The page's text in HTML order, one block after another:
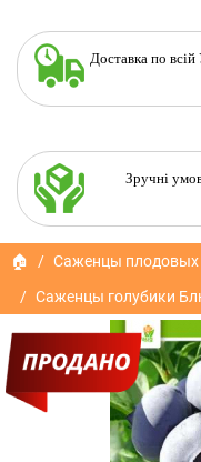
Доставка по всій
Зручні
🏠 Саженцы плодовых
Саженцы голубики